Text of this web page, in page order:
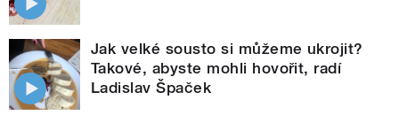
Jak velké sousto si můžeme ukrojit?
Takové, abyste mohli hovořit, radí
Ladislav Špaček